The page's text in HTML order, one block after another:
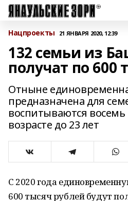
Нацпроекты 21 ЯНВАРЯ 2020, 12:39
132 семьи из
получат по 600
Отныне
предназначена для
воспитываются восемь
возрасте до 23 лет
С 2020 года
600 тысяч рублей будут